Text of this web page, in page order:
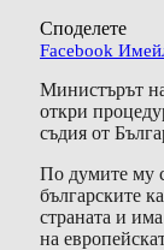
Споделете
Facebook
Министърът
откри
съдия от
По думите му
българските
страната и
на